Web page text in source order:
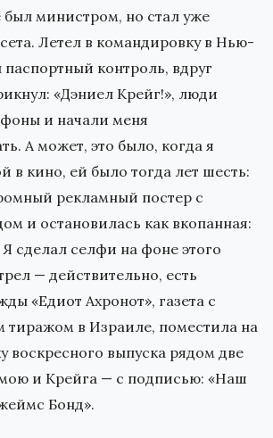
министром, но стал уже
Летел в командировку в Нью-
контроль, вдруг
«Дэниел Крейг!», люди
и начали меня
А может, это было, когда я
в кино, ей было тогда лет шесть:
рекламный постер с
и остановилась как вкопанная:
Я сделал селфи на фоне этого
— действительно, есть
«Едиот Ахронот», газета с
в Израиле, поместила на
воскресного выпуска рядом две
и Крейга — с подписью: «Наш
Бонд».